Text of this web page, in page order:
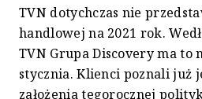
TVN dotychczas nie
handlowej na 2021 rok.
TVN Grupa Discovery ma to
stycznia. Klienci poznali już
założenia tegorocznej